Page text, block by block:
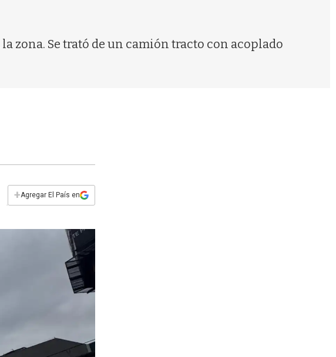
zona. Se trató de un camión tracto con acoplado
+Agregar El País en